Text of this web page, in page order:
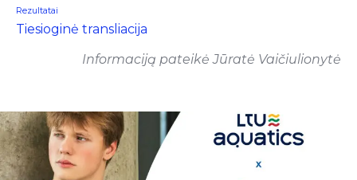
Rezultatai
Tiesioginė transliacija
Informaciją pateikė Jūratė Vaičiulionytė